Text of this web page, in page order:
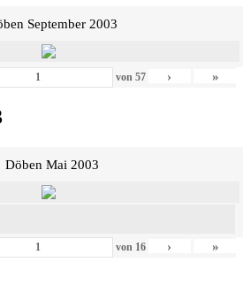
September 2003
von 57 › »
Döben Mai 2003
von 16 › »